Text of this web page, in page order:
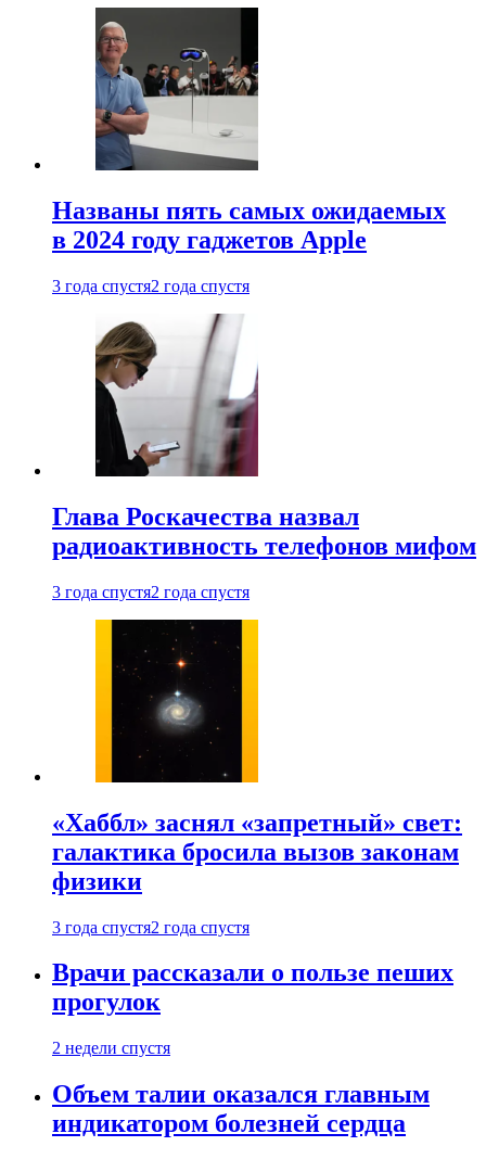
Названы пять самых ожидаемых
в 2024 году гаджетов Apple
3 года спустя2 года спустя
Глава Роскачества назвал
радиоактивность телефонов мифом
3 года спустя2 года спустя
«Хаббл» заснял «запретный» свет:
галактика бросила вызов законам
физики
3 года спустя2 года спустя
Врачи рассказали о пользе пеших
прогулок
2 недели спустя
Объем талии оказался главным
индикатором болезней сердца